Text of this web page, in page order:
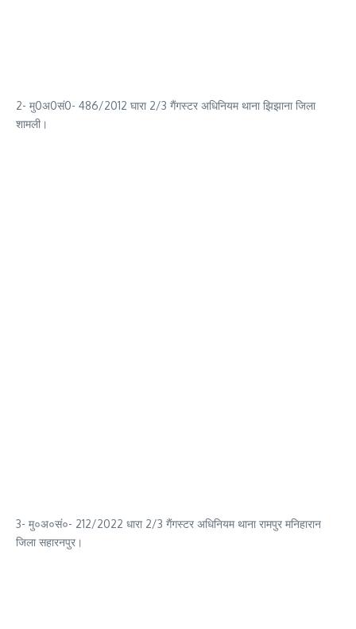
2- मु0अ0सं0- 486/2012 घारा 2/3 गैंगस्टर अधिनियम थाना झिझाना जिला
शामली।
3- मु०अ०सं०- 212/2022 धारा 2/3 गैंगस्टर अधिनियम थाना रामपुर मनिहारान
जिला सहारनपुर।